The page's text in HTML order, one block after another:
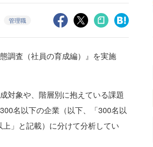
管理職
調査（社員の育成編）』を実施
対象や、階層別に抱えている課題
名以下の企業（以下、「300名以
」と記載）に分けて分析してい